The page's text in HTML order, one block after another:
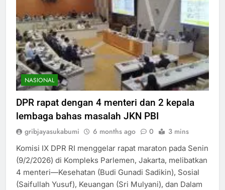
NASIONAL
DPR rapat dengan 4 menteri dan 2 kepala
lembaga bahas masalah JKN PBI
gribjayasukabumi 6 months ago 0 3 mins
Komisi IX DPR RI menggelar rapat maraton pada Senin
(9/2/2026) di Kompleks Parlemen, Jakarta, melibatkan
4 menteri—Kesehatan (Budi Gunadi Sadikin), Sosial
(Saifullah Yusuf), Keuangan (Sri Mulyani), dan Dalam